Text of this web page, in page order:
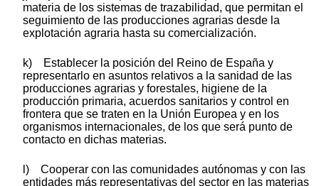
materia de los sistemas de trazabilidad, que permitan el
seguimiento de las producciones agrarias desde la
explotación agraria hasta su comercialización.
k) Establecer la posición del Reino de España y
representarlo en asuntos relativos a la sanidad de las
producciones agrarias y forestales, higiene de la
producción primaria, acuerdos sanitarios y control en
frontera que se traten en la Unión Europea y en los
organismos internacionales, de los que será punto de
contacto en dichas materias.
l) Cooperar con las comunidades autónomas y con las
entidades más representativas del sector en las materias